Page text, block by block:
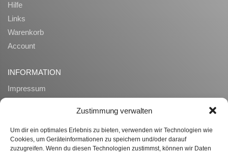
Zustimmung verwalten
Um dir ein optimales Erlebnis zu bieten, verwenden wir Technologien wie
Cookies, um Geräteinformationen zu speichern und/oder darauf
zuzugreifen. Wenn du diesen Technologien zustimmst, können wir Daten
Hilfe
Links
Warenkorb
Account
INFORMATION
Impressum
Zahlung und Lieferung
Widerrufsrecht